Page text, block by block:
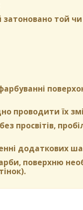
затоновано той
проводити їх
просвітів,
додаткових
поверхню